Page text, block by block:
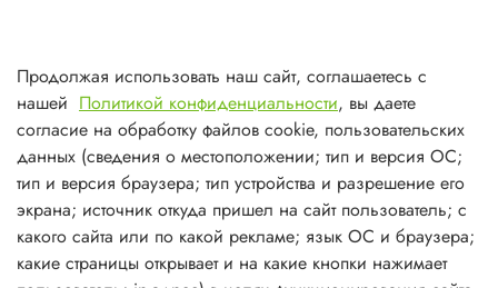
Самара (ТЦ МегаМебель)
8(927)7360008
Самара (ст.м. Победа)
Продолжая использовать наш сайт, соглашаетесь с
нашей Политикой конфиденциальности, вы даете
согласие на обработку файлов cookie, пользовательских
данных (сведения о местоположении; тип и версия ОС;
тип и версия браузера; тип устройства и разрешение его
экрана; источник откуда пришел на сайт пользователь; с
какого сайта или по какой рекламе; язык ОС и браузера;
какие страницы открывает и на какие кнопки нажимает